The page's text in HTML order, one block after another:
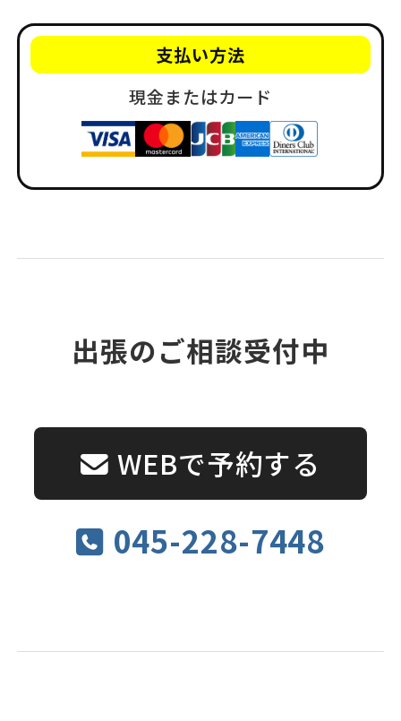
支払い方法
現金またはカード
出張のご相談受付中
WEBで予約する
045-228-7448